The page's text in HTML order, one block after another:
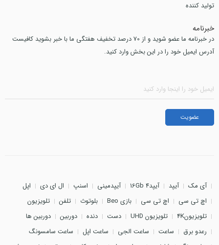
تولید کننده
خبرنامه
در خبرنامه ما عضو شوید و از 70 درصد تخفیف هفتگی ما با خبر بشوید کافیست
آدرس ایمیل خود را در این بخش وارد کنید.
آی مک آیپد آیپد4 16Gb آیپدمینی اسنپ ال ای دی
اپل
اچ تی سی
اچ تی سی بازی Beo بلوتوث تلفن
تلویزیون
تلویزیون4K
تلویزیون UHD دست دنده دوربین
دوربین ها
رعدو برق
ساعت ساعت الجی ساعت اپل
ساعت سامسونگ